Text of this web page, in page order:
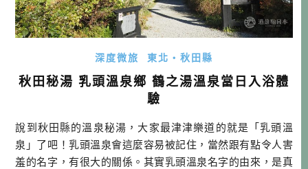
深度微旅 東北・秋田縣
秋田秘湯 乳頭溫泉鄉 鶴之湯溫泉當日入浴體
驗
說到秋田縣的溫泉秘湯，大家最津津樂道的就是「乳頭溫
泉」了吧！乳頭溫泉會這麼容易被記住，當然跟有點令人害
羞的名字，有很大的關係。其實乳頭溫泉名字的由來，是真